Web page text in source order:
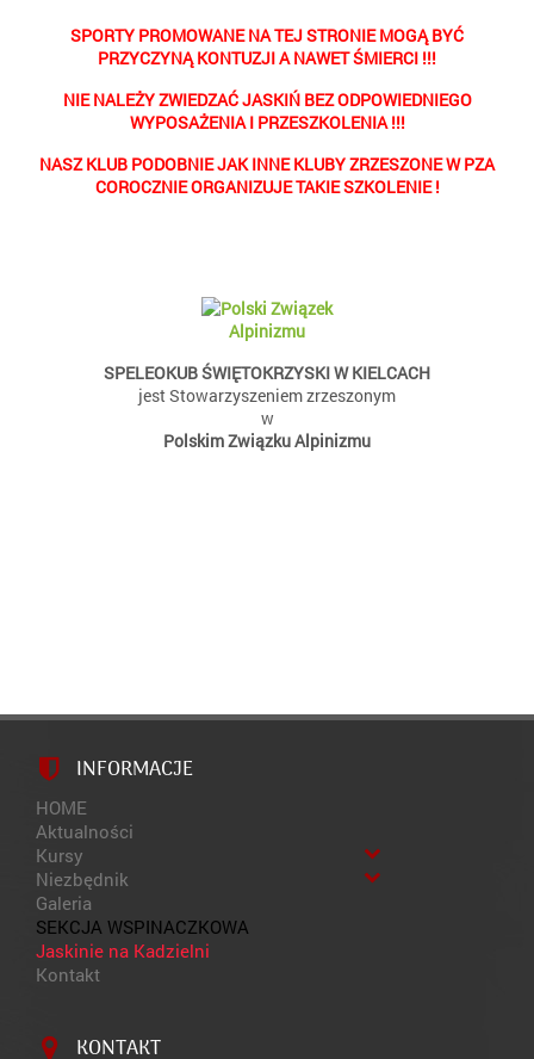
SPORTY PROMOWANE NA TEJ STRONIE MOGĄ BYĆ
PRZYCZYNĄ KONTUZJI A NAWET ŚMIERCI !!!
NIE NALEŻY ZWIEDZAĆ JASKIŃ BEZ ODPOWIEDNIEGO
WYPOSAŻENIA I PRZESZKOLENIA !!!
NASZ KLUB PODOBNIE JAK INNE KLUBY ZRZESZONE W PZA
COROCZNIE ORGANIZUJE TAKIE SZKOLENIE !
SPELEOKUB ŚWIĘTOKRZYSKI W KIELCACH
jest Stowarzyszeniem zrzeszonym
w
Polskim Związku Alpinizmu
INFORMACJE
HOME
Aktualności
Kursy
Niezbędnik
Galeria
SEKCJA WSPINACZKOWA
Jaskinie na Kadzielni
Kontakt
KONTAKT